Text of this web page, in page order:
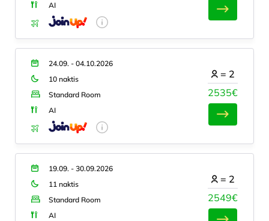
AI
24.09. - 04.10.2026
10 naktis
Standard Room
AI
2535€
= 2
19.09. - 30.09.2026
11 naktis
Standard Room
AI
2549€
= 2